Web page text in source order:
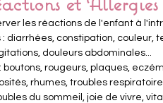
les réactions de l'enfant à
diarrhées, constipation, couleur,
douleurs abdominales...
rougeurs, plaques,
rhumes, troubles
du sommeil, joie de vivre,